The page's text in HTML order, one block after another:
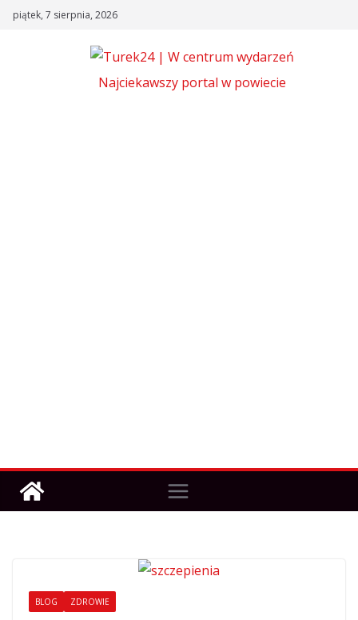
Skippiątek, 7 sierpnia, 2026
Najciekawszy portal w powiecie
BLOG ZDROWIE